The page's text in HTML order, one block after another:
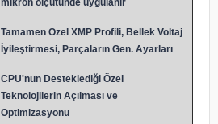
mikron ölçütünde uygulanır
Tamamen Özel XMP Profili, Bellek Voltaj
İyileştirmesi, Parçaların Gen. Ayarları
CPU'nun Desteklediği Özel
Teknolojilerin Açılması ve
Optimizasyonu